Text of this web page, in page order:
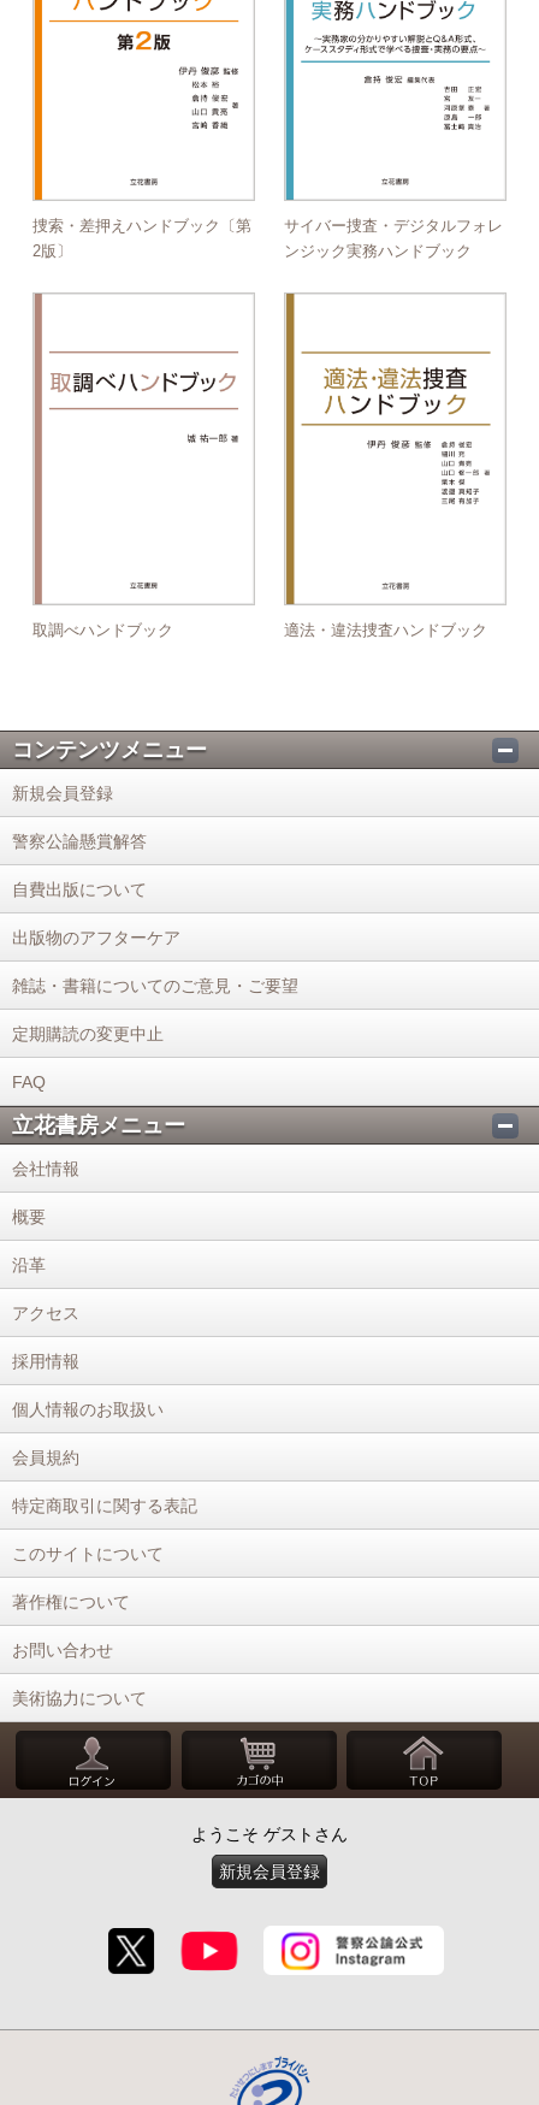
捜索・差押えハンドブック〔第
2版〕
サイバー捜査・デジタルフォレ
ンジック実務ハンドブック
取調べハンドブック 適法・違法捜査ハンドブック
コンテンツメニュー
新規会員登録
警察公論懸賞解答
自費出版について
出版物のアフターケア
雑誌・書籍についてのご意見・ご要望
定期購読の変更中止
FAQ
立花書房メニュー
会社情報
概要
沿革
アクセス
採用情報
個人情報のお取扱い
会員規約
特定商取引に関する表記
このサイトについて
著作権について
お問い合わせ
美術協力について
ようこそ ゲストさん
新規会員登録